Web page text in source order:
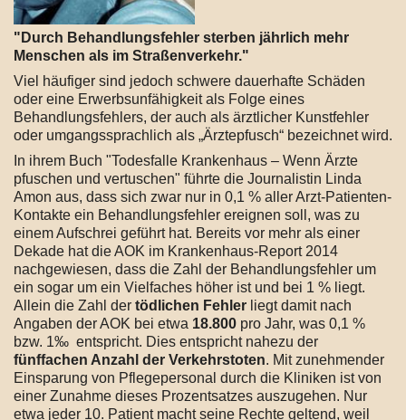
"Durch Behandlungsfehler sterben jährlich mehr
Menschen als im Straßenverkehr."
Viel häufiger sind jedoch schwere dauerhafte Schäden
oder eine Erwerbsunfähigkeit als Folge eines
Behandlungsfehlers, der auch als ärztlicher Kunstfehler
oder umgangssprachlich als „Ärztepfusch“ bezeichnet wird.
In ihrem Buch "Todesfalle Krankenhaus – Wenn Ärzte
pfuschen und vertuschen" führte die Journalistin Linda
Amon aus, dass sich zwar nur in 0,1 % aller Arzt-Patienten-
Kontakte ein Behandlungsfehler ereignen soll, was zu
einem Aufschrei geführt hat. Bereits vor mehr als einer
Dekade hat die AOK im Krankenhaus-Report 2014
nachgewiesen, dass die Zahl der Behandlungsfehler um
ein sogar um ein Vielfaches höher ist und bei 1 % liegt.
Allein die Zahl der tödlichen Fehler liegt damit nach
Angaben der AOK bei etwa 18.800 pro Jahr, was 0,1 %
bzw. 1‰ entspricht. Dies entspricht nahezu der
fünffachen Anzahl der Verkehrstoten. Mit zunehmender
Einsparung von Pflegepersonal durch die Kliniken ist von
einer Zunahme dieses Prozentsatzes auszugehen. Nur
etwa jeder 10. Patient macht seine Rechte geltend, weil